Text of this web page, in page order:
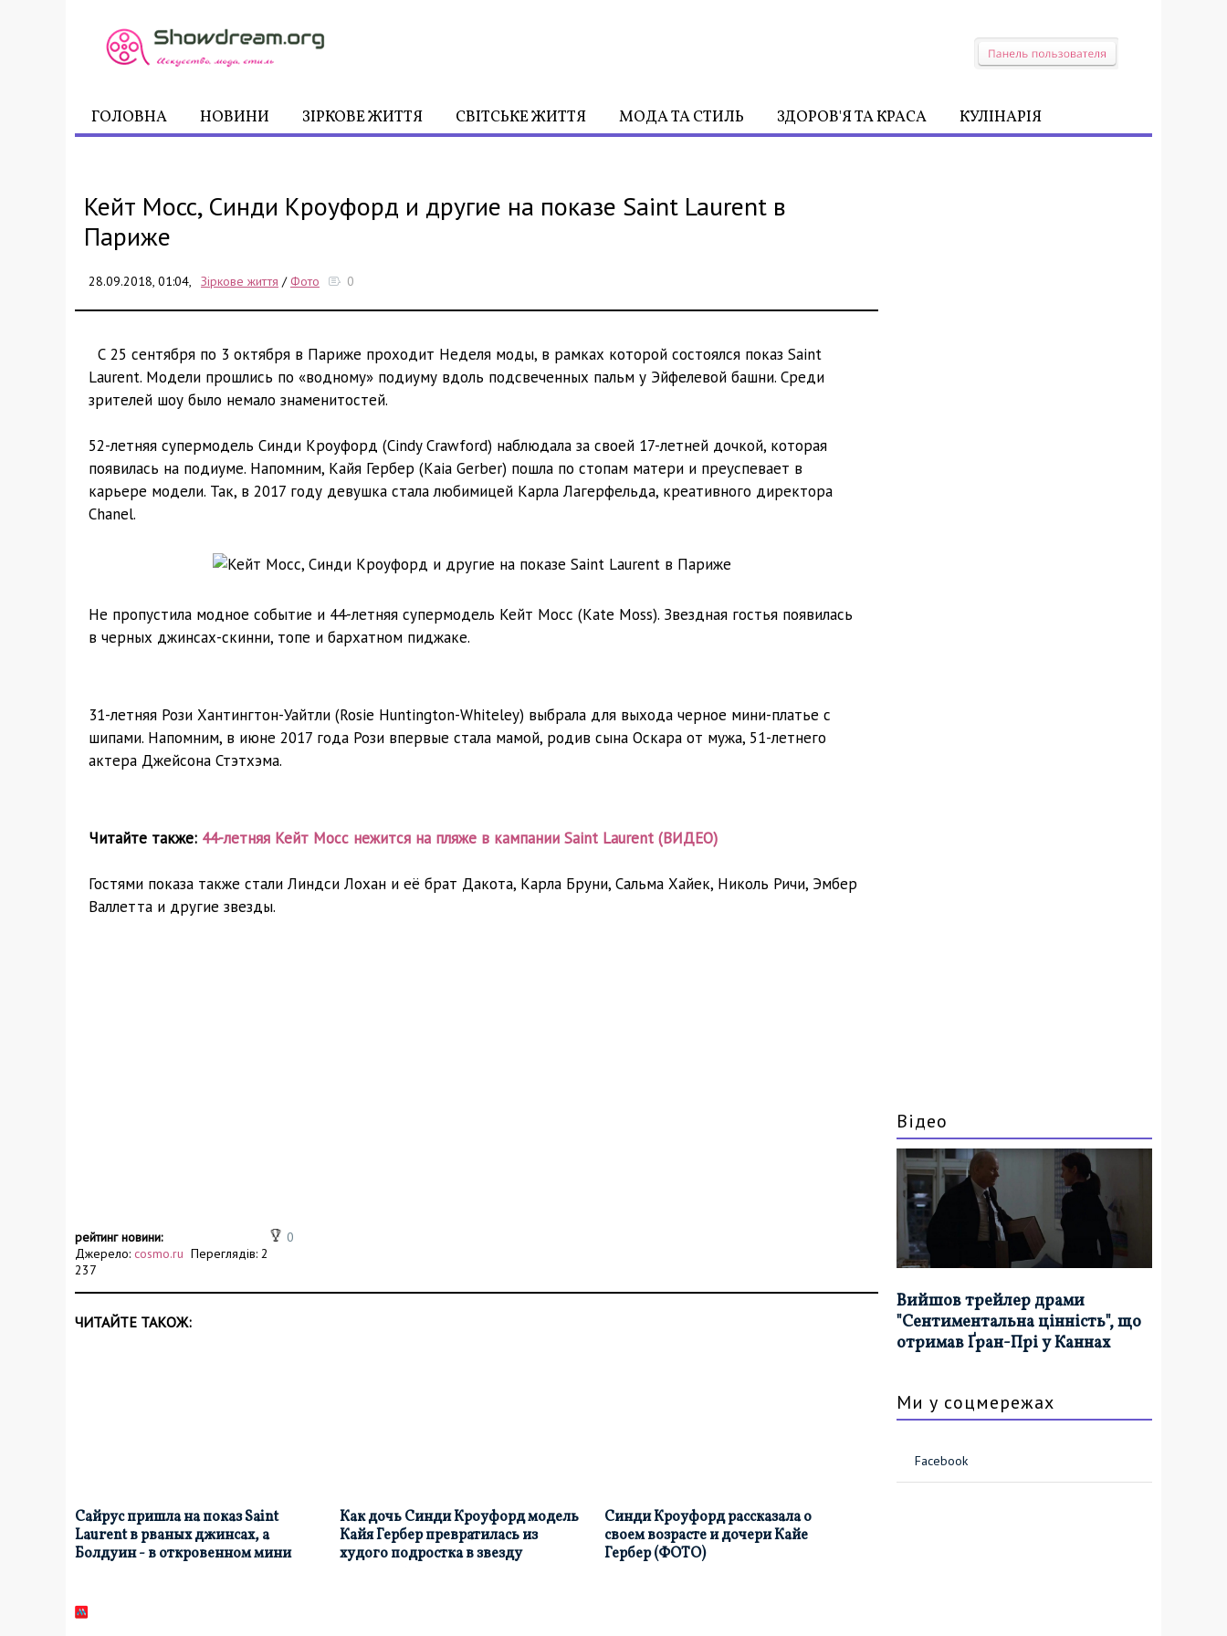
ГОЛОВНА НОВИНИ ЗІРКОВЕ ЖИТТЯ СВІТСЬКЕ ЖИТТЯ МОДА ТА СТИЛЬ ЗДОРОВ'Я ТА КРАСА КУЛІНАРІЯ
Кейт Мосс, Синди Кроуфорд и другие на показе Saint Laurent в
Париже
28.09.2018, 01:04, Зіркове життя /Фото 0
С 25 сентября по 3 октября в Париже проходит Неделя моды, в рамках которой состоялся показ Saint
Laurent. Модели прошлись по «водному» подиуму вдоль подсвеченных пальм у Эйфелевой башни. Среди
зрителей шоу было немало знаменитостей.
52-летняя супермодель Синди Кроуфорд (Cindy Crawford) наблюдала за своей 17-летней дочкой, которая
появилась на подиуме. Напомним, Кайя Гербер (Kaia Gerber) пошла по стопам матери и преуспевает в
карьере модели. Так, в 2017 году девушка стала любимицей Карла Лагерфельда, креативного директора
Chanel.
Не пропустила модное событие и 44-летняя супермодель Кейт Мосс (Kate Moss). Звездная гостья появилась
в черных джинсах-скинни, топе и бархатном пиджаке.
31-летняя Рози Хантингтон-Уайтли (Rosie Huntington-Whiteley) выбрала для выхода черное мини-платье с
шипами. Напомним, в июне 2017 года Рози впервые стала мамой, родив сына Оскара от мужа, 51-летнего
актера Джейсона Стэтхэма.
Читайте также: 44-летняя Кейт Мосс нежится на пляже в кампании Saint Laurent (ВИДЕО)
Гостями показа также стали Линдси Лохан и её брат Дакота, Карла Бруни, Сальма Хайек, Николь Ричи, Эмбер
Валлетта и другие звезды.
рейтинг новини:
0
Джерело: cosmo.ru Переглядів: 2
237
ЧИТАЙТЕ ТАКОЖ:
Сайрус пришла на показ Saint
Laurent в рваных джинсах, а
Болдуин - в откровенном мини
Как дочь Синди Кроуфорд модель
Кайя Гербер превратилась из
худого подростка в звезду
Синди Кроуфорд рассказала о
своем возрасте и дочери Кайе
Гербер (ФОТО)
Відео
Вийшов трейлер драми
"Сентиментальна цінність", що
отримав Ґран-Прі у Каннах
Ми у соцмережах
Facebook